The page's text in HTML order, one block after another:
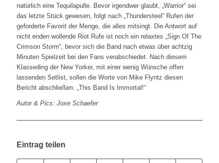
natürlich eine Tequilapulle. Bevor irgendwer glaubt, „Warrior“ sei
das letzte Stück gewesen, folgt nach „Thundersteel“ Rufen der
geforderte Favorit der Menge, die alles mitsingt. Die Antwort auf
nicht enden wollende Riot Rufe ist noch ein relaxtes „Sign Of The
Crimson Storm“, bevor sich die Band nach etwas über achtzig
Minuten Spielzeit bei den Fans verabschiedet. Nach diesem
Klasseding der New Yorker, mit einer wenig Wünsche offen
lassenden Setlist, sollen die Worte von Mike Flyntz diesen
Bericht abschließen: „This Band Is Immortal!“
Autor & Pics: Joxe Schaefer
Eintrag teilen